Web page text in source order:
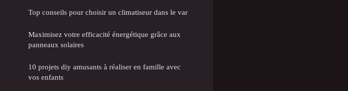
Top conseils pour choisir un climatiseur dans le var
Maximisez votre efficacité énergétique grâce aux
panneaux solaires
10 projets diy amusants à réaliser en famille avec
vos enfants